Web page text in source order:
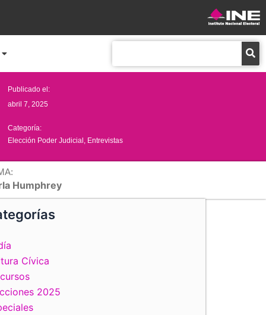
Publicado el:
abril 7, 2025
Categoría:
Elección Poder Judicial Entrevistas
Humphrey
Cívica
2025